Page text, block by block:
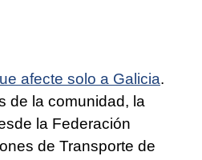
afecte solo a Galicia.
de la comunidad, la
la Federación
de Transporte de